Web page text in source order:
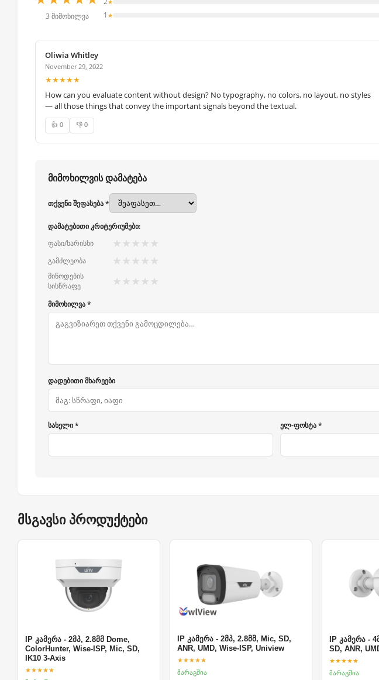
3 მიმოხილვა 1 ★
Oliwia Whitley
November 29, 2022
★★★★★
How can you evaluate content without design? No typography, no colors, no layout, no styles
— all those things that convey the important signals beyond the textual.
👍 0 👎 0
მიმოხილვის დამატება
თქვენი შეფასება *
დამატებითი კრიტერიუმები:
ფასი/ხარისხი
★ ★ ★ ★ ★
გამძლეობა ★ ★ ★ ★ ★
მიწოდების
სისწრაფე
★ ★ ★ ★ ★
მიმოხილვა *
დადებითი მხარეები
სახელი * ელ-ფოსტა *
მსგავსი პროდუქტები
IP კამერა - 2მპ, 2.8მმ Dome,
ColorHunter, Wise-ISP, Mic, SD,
IK10 3-Axis
★★★★★
IP კამერა - 2მპ, 2.8მმ, Mic, SD,
ANR, UMD, Wise-ISP, Uniview
★★★★★
მარაგშია
IP კამერა -
SD, ANR,
★★★★★
მარაგშია